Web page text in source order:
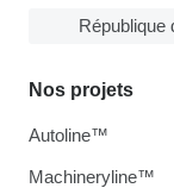
République
Nos projets
Autoline™
Machineryline™